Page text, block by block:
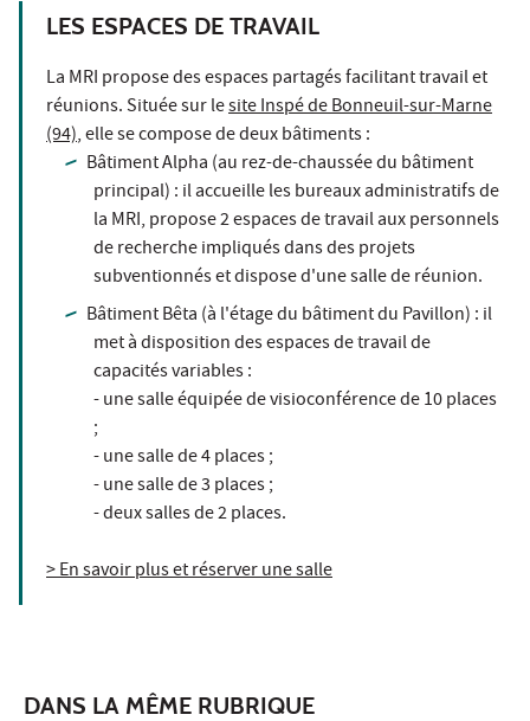
LES ESPACES DE TRAVAIL
La MRI propose des espaces partagés facilitant travail et
réunions. Située sur lesite Inspé de Bonneuil-sur-Marne
(94), elle se compose de deux bâtiments :
Bâtiment Alpha (au rez-de-chaussée du bâtiment
principal) : il accueille les bureaux administratifs de
la MRI, propose 2 espaces de travail aux personnels
de recherche impliqués dans des projets
subventionnés et dispose d'une salle de réunion.
Bâtiment Bêta (à l'étage du bâtiment du Pavillon) : il
met à disposition des espaces de travail de
capacités variables :
- une salle équipée de visioconférence de 10 places
;
- une salle de 4 places ;
- une salle de 3 places ;
- deux salles de 2 places.
> En savoir plus et réserver une salle
DANS LA MÊME RUBRIQUE